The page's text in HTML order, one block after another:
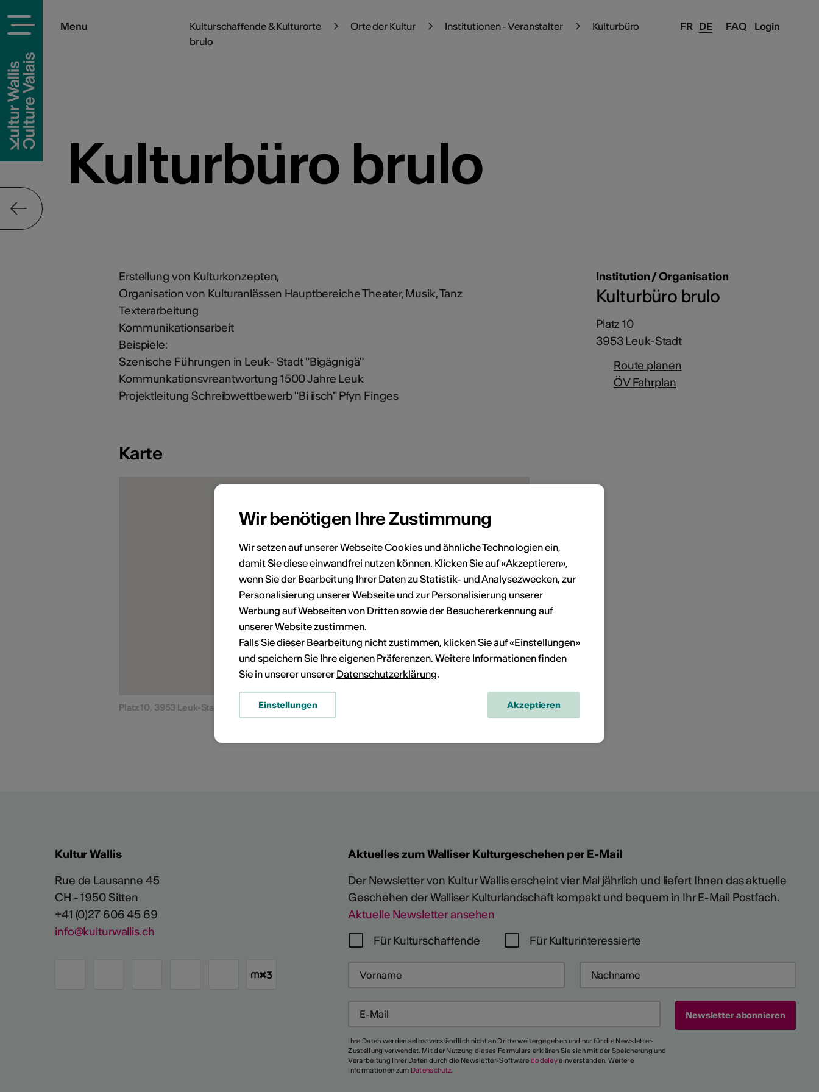
FAQ Login
Menu FR DE
Kulturschaffende & Kulturorte Orte der Kultur Institutionen - Veranstalter
Kulturbüro
brulo
Kulturbüro brulo
Erstellung von Kulturkonzepten,
Organisation von Kulturanlässen Hauptbereiche Theater, Musik, Tanz
Texterarbeitung
Kommunikationsarbeit
Beispiele:
Szenische Führungen in Leuk- Stadt "Bigägnigä"
Kommunkationsvreantwortung 1500 Jahre Leuk
Projektleitung Schreibwettbewerb "Bi iisch" Pfyn Finges
Karte
Platz 10, 3953 Leuk-Stadt ÖV Fahrplan
Institution / Organisation
Kulturbüro brulo
Platz 10
3953 Leuk-Stadt
Route planen
ÖV Fahrplan
Kultur Wallis
Rue de Lausanne 45
CH - 1950 Sitten
+41 (0)27 606 45 69
info@kulturwallis.ch
Aktuelles zum Walliser Kulturgeschehen per E-Mail
Der Newsletter von Kultur Wallis erscheint vier Mal jährlich und liefert Ihnen das aktuelle
Geschehen der Walliser Kulturlandschaft kompakt und bequem in Ihr E-Mail Postfach.
Aktuelle Newsletter ansehen
Für Kulturschaffende
Für Kulturinteressierte
Ihre Daten werden selbstverständlich nicht an Dritte weitergegeben und nur für die Newsletter-
Zustellung verwendet. Mit der Nutzung dieses Formulars erklären Sie sich mit der Speicherung und
Verarbeitung Ihrer Daten durch die Newsletter-Software dodeleyeinverstanden. Weitere
Informationen zum Datenschutz.
Wir benötigen Ihre Zustimmung
Wir setzen auf unserer Webseite Cookies und ähnliche Technologien ein,
damit Sie diese einwandfrei nutzen können. Klicken Sie auf «Akzeptieren»,
wenn Sie der Bearbeitung Ihrer Daten zu Statistik- und Analysezwecken, zur
Personalisierung unserer Webseite und zur Personalisierung unserer
Werbung auf Webseiten von Dritten sowie der Besuchererkennung auf
unserer Website zustimmen.
Falls Sie dieser Bearbeitung nicht zustimmen, klicken Sie auf «Einstellungen»
und speichern Sie Ihre eigenen Präferenzen. Weitere Informationen finden
Sie in unserer unserer Datenschutzerklärung.
Einstellungen Akzeptieren